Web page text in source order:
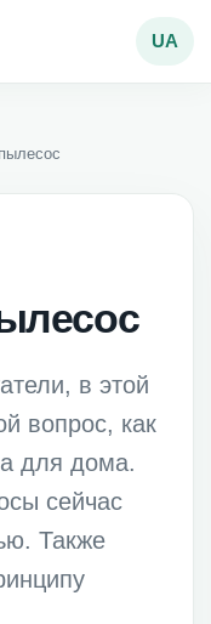
UA
в этой
вопрос, как
для дома.
сейчас
Также